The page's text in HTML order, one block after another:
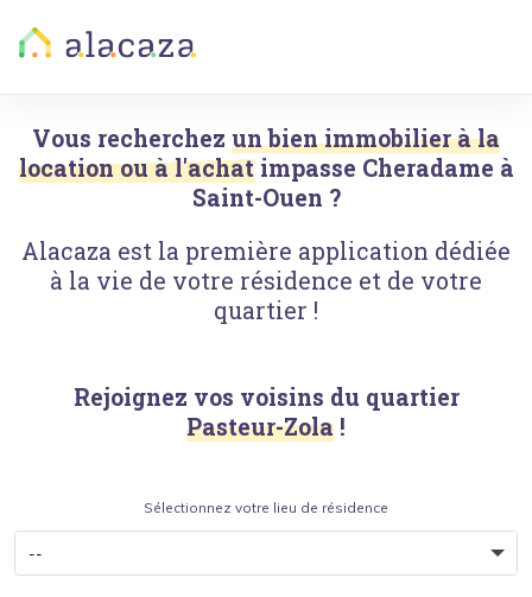
Vous recherchez un bien immobilier à la
location ou à l'achat impasse Cheradame à
Saint-Ouen ?
Alacaza est la première application dédiée
à la vie de votre résidence et de votre
quartier !
Rejoignez vos voisins du quartier
Pasteur-Zola !
Sélectionnez votre lieu de résidence